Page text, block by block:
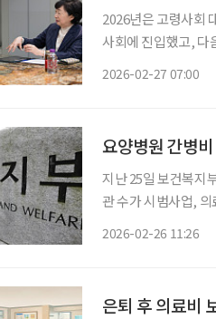
2026년은 고령사회
사회에 진입했고, 다
2026-02-27 07:00
요양병원 간병
지난 25일 보건복지
관 수가 시범사업,
2026-02-26 11:26
은퇴 후 의료비